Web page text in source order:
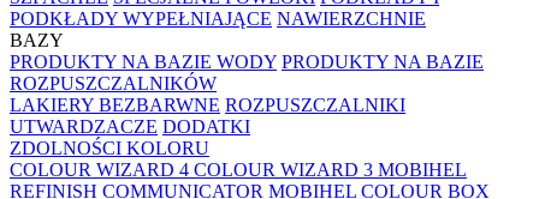
PODKŁADY WYPEŁNIAJĄCE NAWIERZCHNIE
BAZY
PRODUKTY NA BAZIE WODY PRODUKTY NA BAZIE
ROZPUSZCZALNIKÓW
LAKIERY BEZBARWNE ROZPUSZCZALNIKI
UTWARDZACZE DODATKI
ZDOLNOŚCI KOLORU
COLOUR WIZARD 4 COLOUR WIZARD 3 MOBIHEL
REFINISH COMMUNICATOR MOBIHEL COLOUR BOX